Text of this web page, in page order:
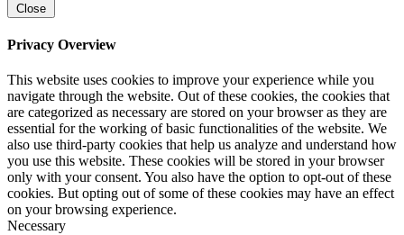
Close
Privacy Overview
This website uses cookies to improve your experience while you
navigate through the website. Out of these cookies, the cookies that
are categorized as necessary are stored on your browser as they are
essential for the working of basic functionalities of the website. We
also use third-party cookies that help us analyze and understand how
you use this website. These cookies will be stored in your browser
only with your consent. You also have the option to opt-out of these
cookies. But opting out of some of these cookies may have an effect
on your browsing experience.
Necessary